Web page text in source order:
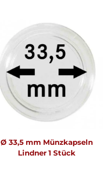
Ø 33,5 mm Münzkapseln
Lindner 1 Stück